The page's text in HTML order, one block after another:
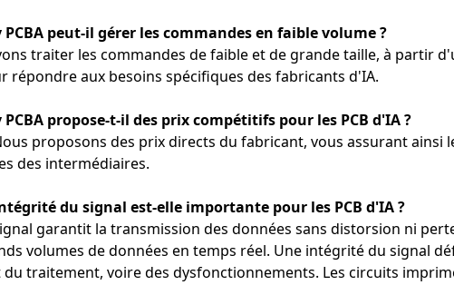
PCBA peut-il gérer les commandes en faible volume ?
traiter les commandes de faible et de grande taille, à partir
répondre aux besoins spécifiques des fabricants d'IA.
PCBA propose-t-il des prix compétitifs pour les PCB d'IA ?
proposons des prix directs du fabricant, vous assurant
des intermédiaires.
du signal est-elle importante pour les PCB d'IA ?
garantit la transmission des données sans distorsion ni
volumes de données en temps réel. Une intégrité du signal
traitement, voire des dysfonctionnements. Les circuits